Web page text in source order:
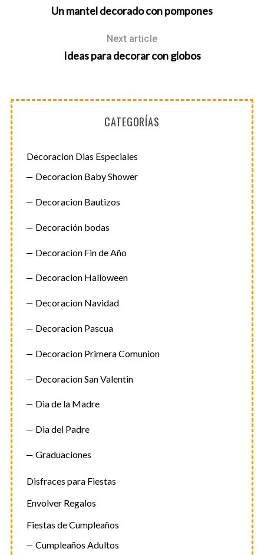
Un mantel decorado con pompones
Next article
Ideas para decorar con globos
CATEGORÍAS
Decoracion Dias Especiales
Decoracion Baby Shower
Decoracion Bautizos
Decoración bodas
Decoracion Fin de Año
Decoracion Halloween
Decoracion Navidad
Decoracion Pascua
Decoracion Primera Comunion
Decoracion San Valentin
Dia de la Madre
Dia del Padre
Graduaciones
Disfraces para Fiestas
Envolver Regalos
Fiestas de Cumpleaños
Cumpleaños Adultos